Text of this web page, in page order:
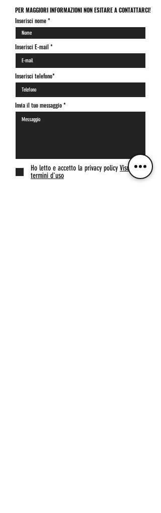
PER MAGGIORI INFORMAZIONI NON ESITARE A CONTATTARCI!
Inserisci nome
Inserisci E-mail
Inserisci telefono*
Invia il tuo messaggio
Ho letto e accetto la privacy policy Visualizza
termini d'uso